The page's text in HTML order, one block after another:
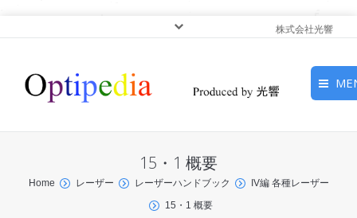
株式会社光響
ピックアップ
15・1 概要
You are here:
Home レーザー レーザーハンドブック
IV編 各種レーザー
15・1 概要